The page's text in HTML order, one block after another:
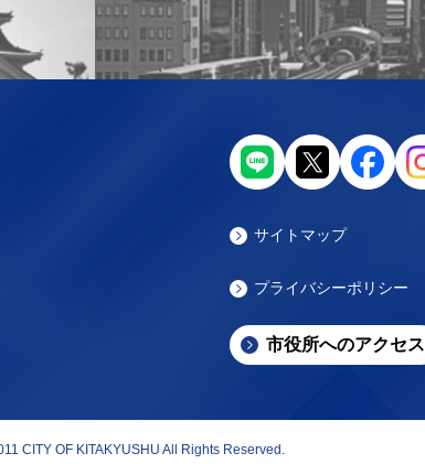
サイトマップ
プライバシーポリシー
市役所へのアクセス
CITY OF KITAKYUSHU All Rights Reserved.